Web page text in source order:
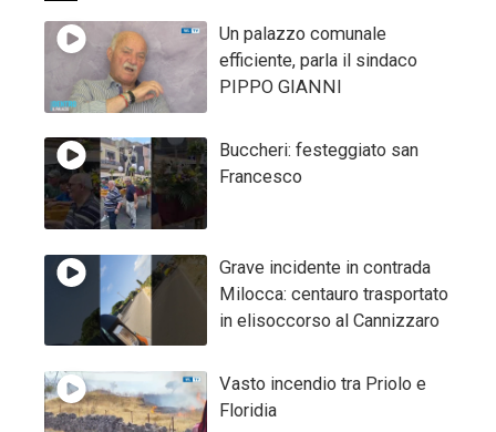
Un palazzo comunale
efficiente, parla il sindaco
PIPPO GIANNI
Buccheri: festeggiato san
Francesco
Grave incidente in contrada
Milocca: centauro trasportato
in elisoccorso al Cannizzaro
Vasto incendio tra Priolo e
Floridia